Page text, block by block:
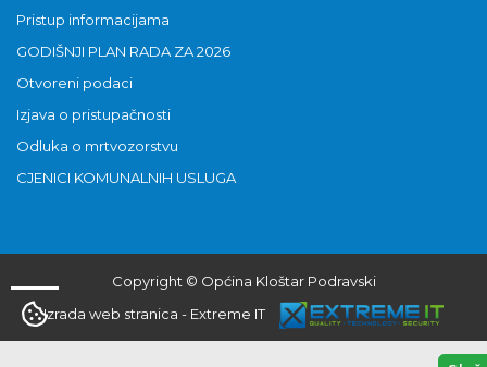
Pristup informacijama
GODIŠNJI PLAN RADA ZA 2026
Otvoreni podaci
Izjava o pristupačnosti
Odluka o mrtvozorstvu
CJENICI KOMUNALNIH USLUGA
Copyright © Općina Kloštar Podravski
Izrada web stranica - Extreme IT